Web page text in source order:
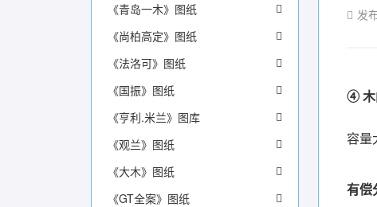
《青岛一木》图纸
《尚柏高定》图纸
《法洛可》图纸
《国振》图纸
《亨利.米兰》图库
《观兰》图纸
《大木》图纸
《GT全案》图纸
发
④ 木
容量
有偿